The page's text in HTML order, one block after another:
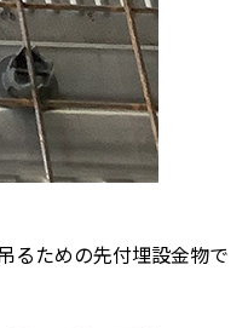
るための先付埋設金物で